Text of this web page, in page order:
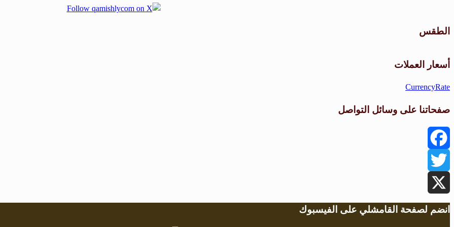
الطقس
أسعار العملات
CurrencyRate
صفحاتنا على وسائل التواصل
Facebook
Twitter
X
انضم لصفحة القامشلي على الفيسبوك